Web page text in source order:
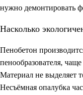
нужно демонтировать
Насколько
Пенобетон
пенообразователя,
Материал не выделяет
Несъёмная опалубка